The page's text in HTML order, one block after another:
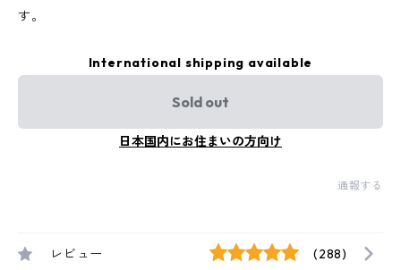
す。
International shipping available
Sold out
日本国内にお住まいの方向け
通報する
レビュー (288)